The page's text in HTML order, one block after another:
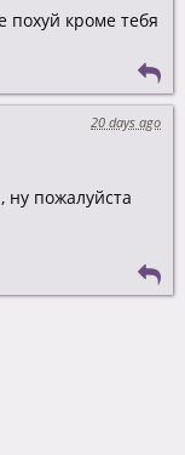
похуй кроме тебя
20 days ago
ну пожалуйста